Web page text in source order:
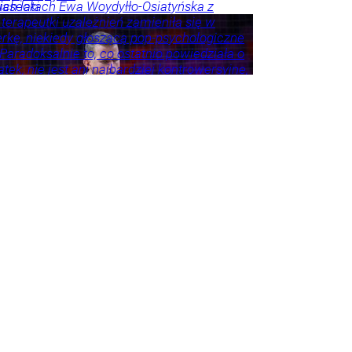
latach Ewa Woydyłło-Osiatyńska z
uzależnień zamieniła się w
niekiedy głoszącą pop-psychologiczne
to, co ostatnio powiedziała o
nie jest ani najbardziej kontrowersyjne,